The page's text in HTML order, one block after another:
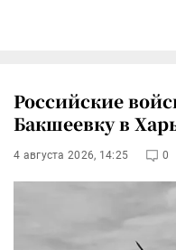
Российские
Бакшеевку в
4 августа 2026, 14:25 0